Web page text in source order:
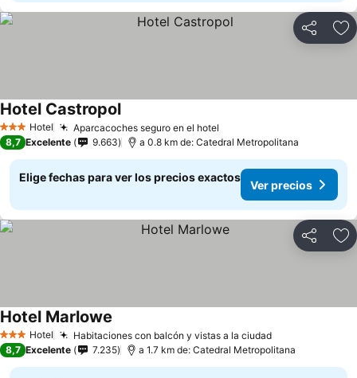
Compartir
3 Estrellas
Hotel Aparcacoches seguro en el hotel
Hotel Castropol
8,7 Excelente 9.663 a 0.8 km de: Catedral Metropolitana
Elige fechas para ver los precios exactos
Ver precios
Compartir
3 Estrellas
Hotel Habitaciones con balcón y vistas a la ciudad
Hotel Marlowe
8,7 Excelente 7.235 a 1.7 km de: Catedral Metropolitana